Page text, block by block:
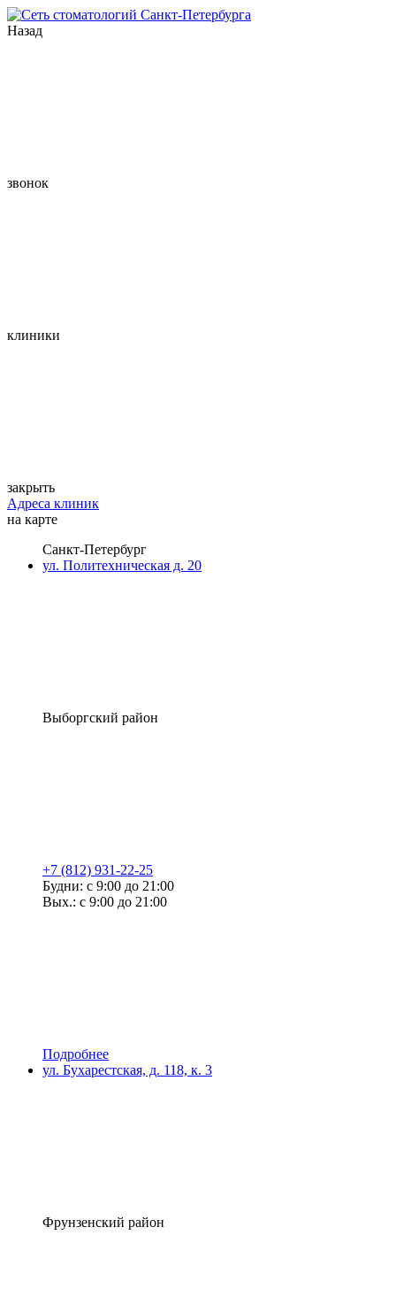
Назад
звонок
клиники
закрыть
Адреса клиник
на карте
Санкт-Петербург
ул. Политехническая д. 20
Выборгский район
+7 (812) 931-22-25
Будни: с 9:00 до 21:00
Вых.: с 9:00 до 21:00
Подробнее
ул. Бухарестская, д. 118, к. 3
Фрунзенский район